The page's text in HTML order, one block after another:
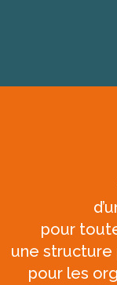
pour
une structure
pour les